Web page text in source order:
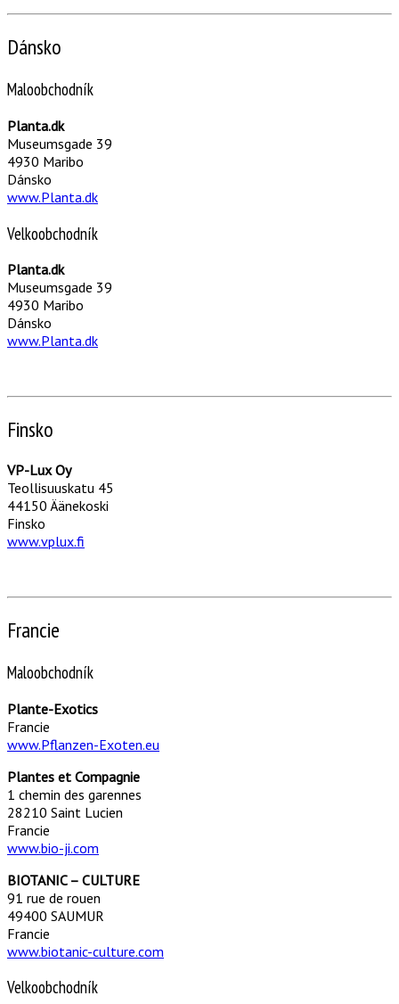
Dánsko
Maloobchodník
Planta.dk
Museumsgade 39
4930 Maribo
Dánsko
www.Planta.dk
Velkoobchodník
Planta.dk
Museumsgade 39
4930 Maribo
Dánsko
www.Planta.dk
Finsko
VP-Lux Oy
Teollisuuskatu 45
44150 Äänekoski
Finsko
www.vplux.fi
Francie
Maloobchodník
Plante-Exotics
Francie
www.Pflanzen-Exoten.eu
Plantes et Compagnie
1 chemin des garennes
28210 Saint Lucien
Francie
www.bio-ji.com
BIOTANIC – CULTURE
91 rue de rouen
49400 SAUMUR
Francie
www.biotanic-culture.com
Velkoobchodník